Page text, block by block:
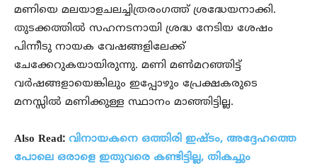
മണിയെ മലയാളചലച്ചിത്രരംഗത്ത് ശ്രദ്ധേയനാക്കി.
തുടക്കത്തില്‍ സഹനടനായി ശ്രദ്ധ നേടിയ ശേഷം
പിന്നീടു നായക വേഷങ്ങളിലേക്ക്
ചേക്കേറുകയായിരുന്നു. മണി മണ്‍മറഞ്ഞിട്ട്
വര്‍ഷങ്ങളായെങ്കിലും ഇപ്പോഴും പ്രേക്ഷകരുടെ
മനസ്സില്‍ മണിക്കുള്ള സ്ഥാനം മാഞ്ഞിട്ടില്ല.
Also Read: വിനായകനെ ഒത്തിരി ഇഷ്ടം, അദ്ദേഹത്തെ
പോലെ ഒരാളെ ഇതുവരെ കണ്ടിട്ടില്ല, തികച്ചും